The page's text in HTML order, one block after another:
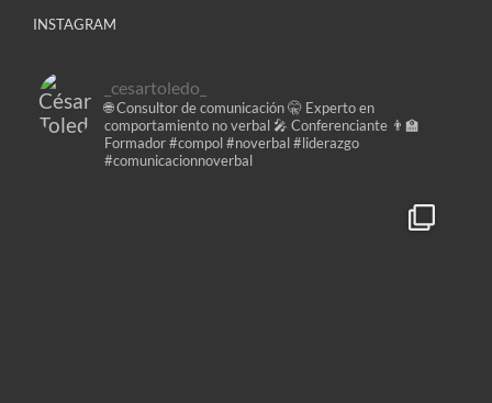
INSTAGRAM
_cesartoledo_
🌐 Consultor de comunicación🤫 Experto en
comportamiento no verbal 🎤 Conferenciante 👨‍🏫
Formador#compol #noverbal #liderazgo
#comunicacionnoverbal